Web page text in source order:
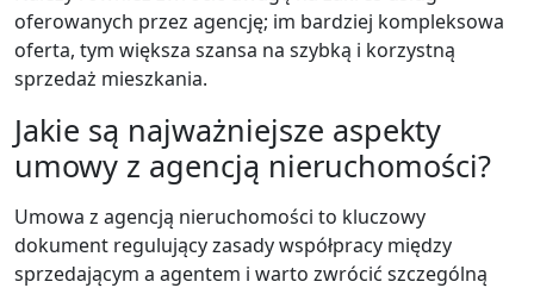
oferowanych przez agencję; im bardziej kompleksowa
oferta, tym większa szansa na szybką i korzystną
sprzedaż mieszkania.
Jakie są najważniejsze aspekty
umowy z agencją nieruchomości?
Umowa z agencją nieruchomości to kluczowy
dokument regulujący zasady współpracy między
sprzedającym a agentem i warto zwrócić szczególną